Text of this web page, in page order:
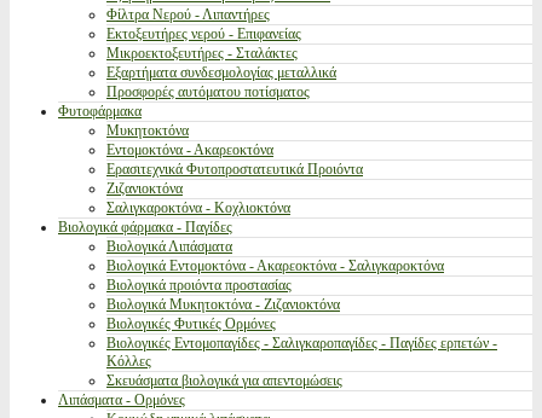
Φίλτρα Νερού - Λιπαντήρες
Εκτοξευτήρες νερού - Επιφανείας
Μικροεκτοξευτήρες - Σταλάκτες
Εξαρτήματα συνδεσμολογίας μεταλλικά
Προσφορές αυτόματου ποτίσματος
Φυτοφάρμακα
Μυκητοκτόνα
Εντομοκτόνα - Ακαρεοκτόνα
Ερασιτεχνικά Φυτοπροστατευτικά Προιόντα
Ζιζανιοκτόνα
Σαλιγκαροκτόνα - Κοχλιοκτόνα
Βιολογικά φάρμακα - Παγίδες
Βιολογικά Λιπάσματα
Βιολογικά Εντομοκτόνα - Ακαρεοκτόνα - Σαλιγκαροκτόνα
Βιολογικά προιόντα προστασίας
Βιολογικά Μυκητοκτόνα - Ζιζανιοκτόνα
Βιολογικές Φυτικές Ορμόνες
Βιολογικές Εντομοπαγίδες - Σαλιγκαροπαγίδες - Παγίδες ερπετών -
Κόλλες
Σκευάσματα βιολογικά για απεντομώσεις
Λιπάσματα - Ορμόνες